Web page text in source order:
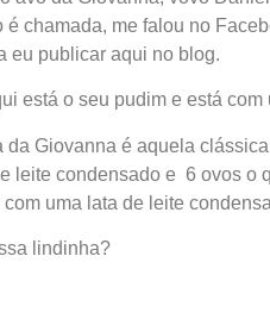
chamada, me falou no
eu publicar aqui no blog.
está o seu pudim e está
da Giovanna é aquela
leite condensado e 6 ovos o
uma lata de leite
lindinha?